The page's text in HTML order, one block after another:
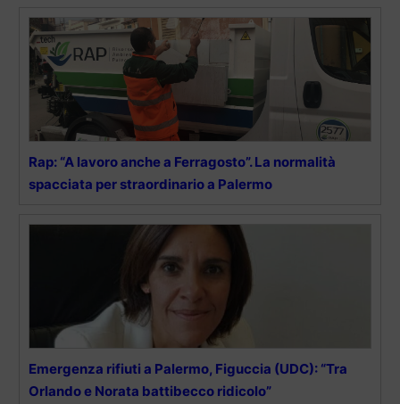
Rap: “A lavoro anche a Ferragosto”. La normalità
spacciata per straordinario a Palermo
Emergenza rifiuti a Palermo, Figuccia (UDC): “Tra
Orlando e Norata battibecco ridicolo”